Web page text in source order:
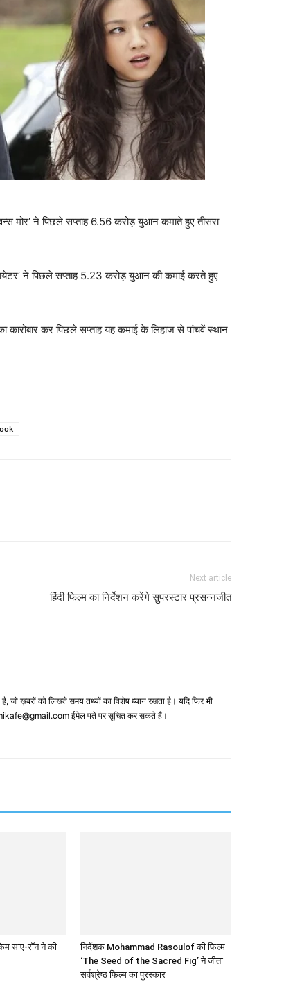
मोर’ ने पिछले सप्ताह 6.56 करोड़ युआन कमाते हुए तीसरा
ने पिछले सप्ताह 5.23 करोड़ युआन की कमाई करते हुए
कर पिछले सप्ताह यह कमाई के लिहाज से पांचवें स्थान
Next article
हिंदी फिल्म का निर्देशन करेंगे सुपरस्टार प्रसन्नजीत
जो ख़बरों को लिखते समय तथ्‍यों का विशेष ध्‍यान रखता है। यदि फिर भी
ईमेल पते पर सूचित कर सकते हैं।
साए-रॉन ने की
निर्देशक Mohammad Rasoulof की फिल्म
‘The Seed of the Sacred Fig’ ने जीता
सर्वश्रेष्ठ फिल्म का पुरस्कार